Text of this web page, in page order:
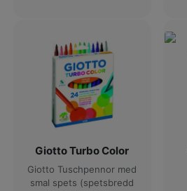
Giotto Turbo Color
Giotto Tuschpennor med
smal spets (spetsbredd